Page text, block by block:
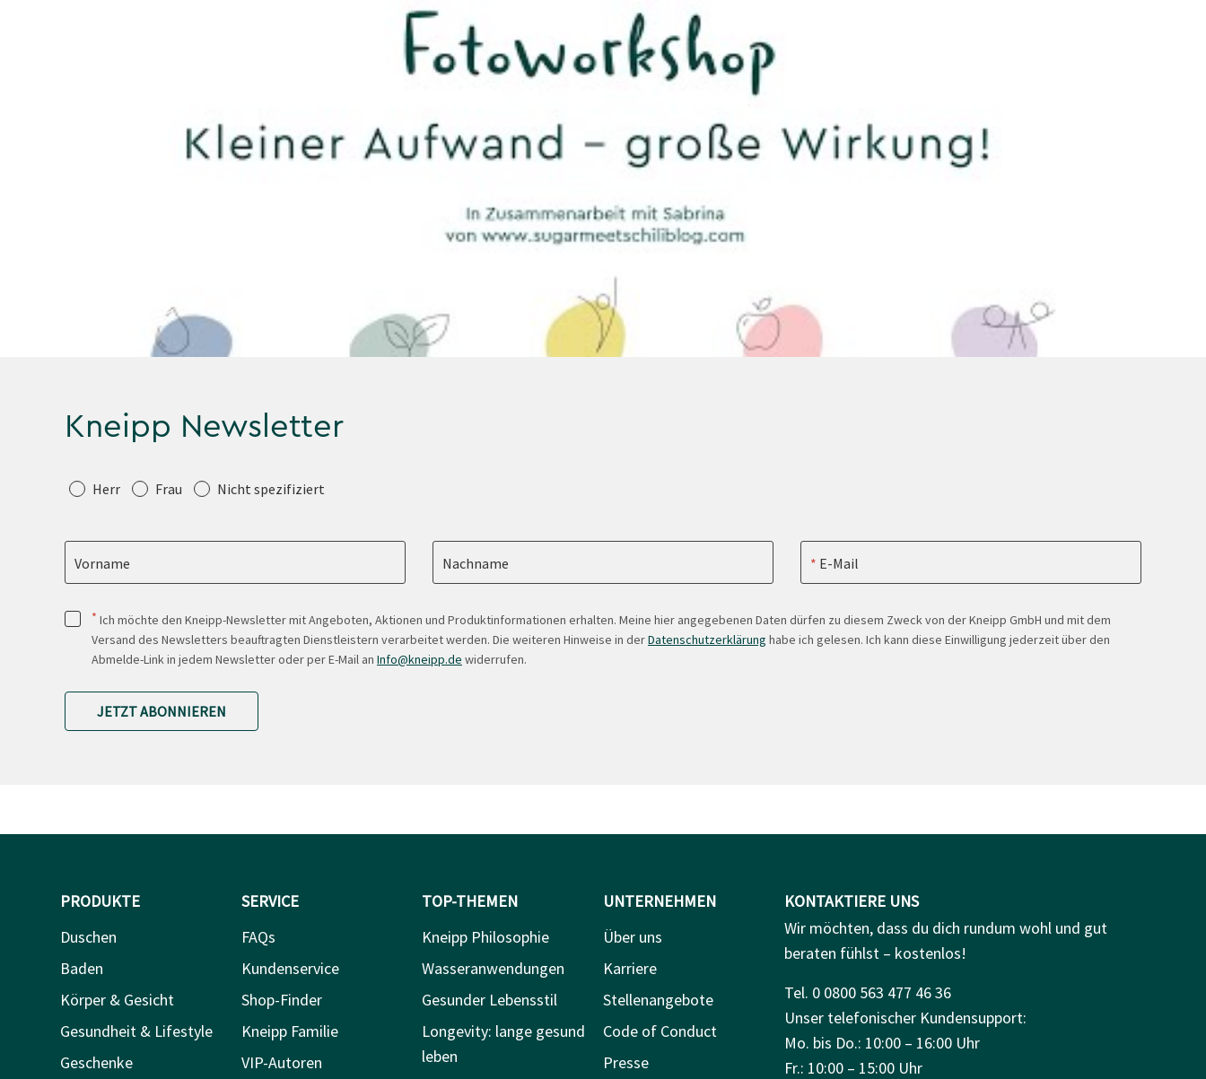
Kneipp Newsletter
Anrede
Herr Frau Nicht spezifiziert
Vorname Nachname E-Mail
* Ich möchte den Kneipp-Newsletter mit Angeboten, Aktionen und Produktinformationen erhalten. Meine hier angegebenen Daten dürfen zu diesem Zweck von der Kneipp GmbH und mit dem
Versand des Newsletters beauftragten Dienstleistern verarbeitet werden. Die weiteren Hinweise in derDatenschutzerklärung habe ich gelesen. Ich kann diese Einwilligung jederzeit über den
Abmelde-Link in jedem Newsletter oder per E-Mail an Info@kneipp.de widerrufen.
JETZT ABONNIEREN
PRODUKTE
Duschen
Baden
Körper & Gesicht
Gesundheit & Lifestyle
Geschenke
SERVICE
FAQs
Kundenservice
Shop-Finder
Kneipp Familie
VIP-Autoren
TOP-THEMEN
Kneipp Philosophie
Wasseranwendungen
Gesunder Lebensstil
Longevity: lange gesund
leben
UNTERNEHMEN
Über uns
Karriere
Stellenangebote
Code of Conduct
Presse
KONTAKTIERE UNS
Wir möchten, dass du dich rundum wohl und gut
beraten fühlst – kostenlos!
Tel. 0 0800 563 477 46 36
Unser telefonischer Kundensupport:
Mo. bis Do.: 10:00 – 16:00 Uhr
Fr.: 10:00 – 15:00 Uhr